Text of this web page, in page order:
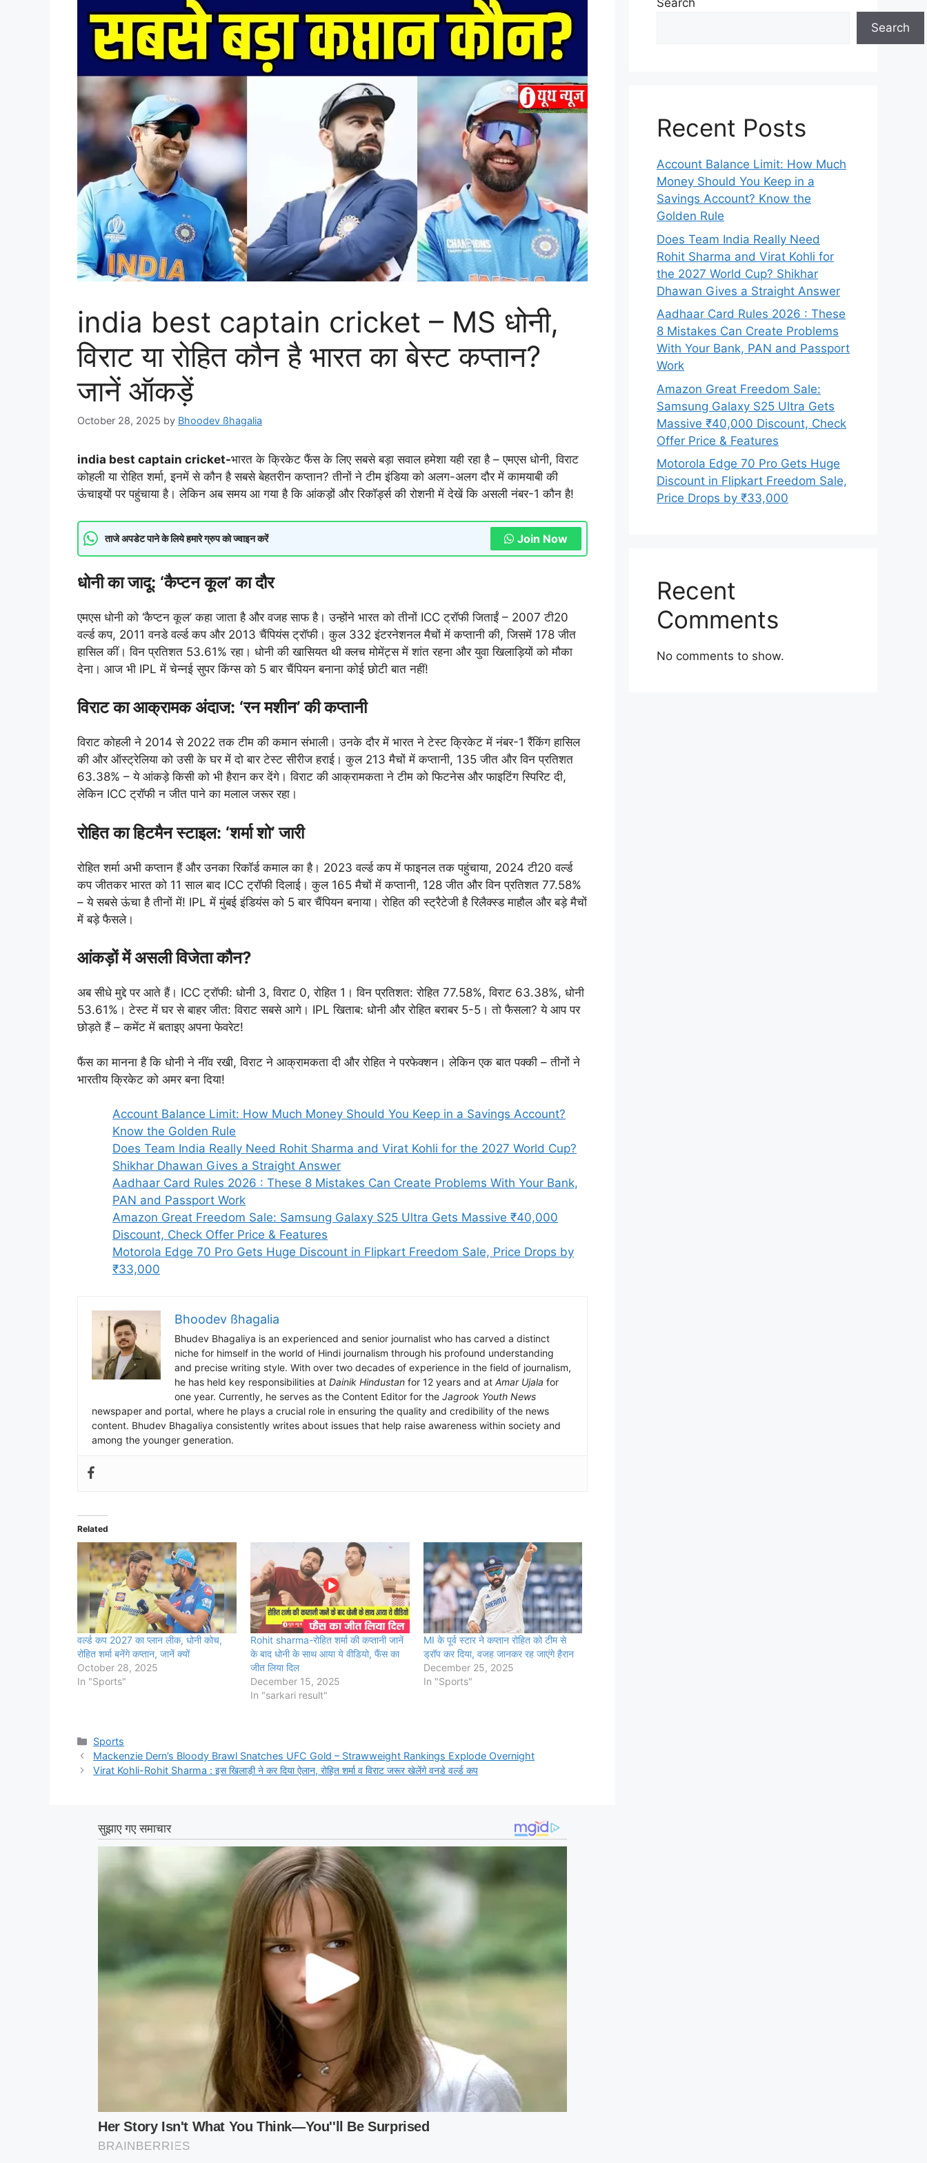
india best captain cricket – MS धोनी,
विराट या रोहित कौन है भारत का बेस्ट कप्तान?
जानें ऑकड़ें
October 28, 2025 by Bhoodev ßhagalia
india best captain cricket-भारत के क्रिकेट फैंस के लिए सबसे बड़ा सवाल हमेशा यही रहा है – एमएस धोनी, विराट
कोहली या रोहित शर्मा, इनमें से कौन है सबसे बेहतरीन कप्तान? तीनों ने टीम इंडिया को अलग-अलग दौर में कामयाबी की
ऊंचाइयों पर पहुंचाया है। लेकिन अब समय आ गया है कि आंकड़ों और रिकॉर्ड्स की रोशनी में देखें कि असली नंबर-1 कौन है!
ताजे अपडेट पाने के लिये हमारे ग्रुप को ज्वाइन करें Join Now
धोनी का जादू: ‘कैप्टन कूल’ का दौर
एमएस धोनी को ‘कैप्टन कूल’ कहा जाता है और वजह साफ है। उन्होंने भारत को तीनों ICC ट्रॉफी जिताईं – 2007 टी20
वर्ल्ड कप, 2011 वनडे वर्ल्ड कप और 2013 चैंपियंस ट्रॉफी। कुल 332 इंटरनेशनल मैचों में कप्तानी की, जिसमें 178 जीत
हासिल कीं। विन प्रतिशत 53.61% रहा। धोनी की खासियत थी क्लच मोमेंट्स में शांत रहना और युवा खिलाड़ियों को मौका
देना। आज भी IPL में चेन्नई सुपर किंग्स को 5 बार चैंपियन बनाना कोई छोटी बात नहीं!
विराट का आक्रामक अंदाज: ‘रन मशीन’ की कप्तानी
विराट कोहली ने 2014 से 2022 तक टीम की कमान संभाली। उनके दौर में भारत ने टेस्ट क्रिकेट में नंबर-1 रैंकिंग हासिल
की और ऑस्ट्रेलिया को उसी के घर में दो बार टेस्ट सीरीज हराई। कुल 213 मैचों में कप्तानी, 135 जीत और विन प्रतिशत
63.38% – ये आंकड़े किसी को भी हैरान कर देंगे। विराट की आक्रामकता ने टीम को फिटनेस और फाइटिंग स्पिरिट दी,
लेकिन ICC ट्रॉफी न जीत पाने का मलाल जरूर रहा।
रोहित का हिटमैन स्टाइल: ‘शर्मा शो’ जारी
रोहित शर्मा अभी कप्तान हैं और उनका रिकॉर्ड कमाल का है। 2023 वर्ल्ड कप में फाइनल तक पहुंचाया, 2024 टी20 वर्ल्ड
कप जीतकर भारत को 11 साल बाद ICC ट्रॉफी दिलाई। कुल 165 मैचों में कप्तानी, 128 जीत और विन प्रतिशत 77.58%
– ये सबसे ऊंचा है तीनों में! IPL में मुंबई इंडियंस को 5 बार चैंपियन बनाया। रोहित की स्ट्रैटेजी है रिलैक्स्ड माहौल और बड़े मैचों
में बड़े फैसले।
आंकड़ों में असली विजेता कौन?
अब सीधे मुद्दे पर आते हैं। ICC ट्रॉफी: धोनी 3, विराट 0, रोहित 1। विन प्रतिशत: रोहित 77.58%, विराट 63.38%, धोनी
53.61%। टेस्ट में घर से बाहर जीत: विराट सबसे आगे। IPL खिताब: धोनी और रोहित बराबर 5-5। तो फैसला? ये आप पर
छोड़ते हैं – कमेंट में बताइए अपना फेवरेट!
फैंस का मानना है कि धोनी ने नींव रखी, विराट ने आक्रामकता दी और रोहित ने परफेक्शन। लेकिन एक बात पक्की – तीनों ने
भारतीय क्रिकेट को अमर बना दिया!
Account Balance Limit: How Much Money Should You Keep in a Savings Account?
Know the Golden Rule
Does Team India Really Need Rohit Sharma and Virat Kohli for the 2027 World Cup?
Shikhar Dhawan Gives a Straight Answer
Aadhaar Card Rules 2026 : These 8 Mistakes Can Create Problems With Your Bank,
PAN and Passport Work
Amazon Great Freedom Sale: Samsung Galaxy S25 Ultra Gets Massive ₹40,000
Discount, Check Offer Price & Features
Motorola Edge 70 Pro Gets Huge Discount in Flipkart Freedom Sale, Price Drops by
₹33,000
Bhoodev ßhagalia
Bhudev Bhagaliya is an experienced and senior journalist who has carved a distinct
niche for himself in the world of Hindi journalism through his profound understanding
and precise writing style. With over two decades of experience in the field of journalism,
he has held key responsibilities at Dainik Hindustan for 12 years and at Amar Ujala for
one year. Currently, he serves as the Content Editor for the Jagrook Youth News
newspaper and portal, where he plays a crucial role in ensuring the quality and credibility of the news
content. Bhudev Bhagaliya consistently writes about issues that help raise awareness within society and
among the younger generation.
Related
वर्ल्ड कप 2027 का प्लान लीक, धोनी कोच,
रोहित शर्मा बनेंगे कप्तान, जानें क्यों
October 28, 2025
In "Sports"
Rohit sharma-रोहित शर्मा की कप्तानी जानें
के बाद धोनी के साथ आया ये वीडियो, फैंस का
जीत लिया दिल
December 15, 2025
In "sarkari result"
MI के पूर्व स्टार ने कप्तान रोहित को टीम से
ड्रॉप कर दिया, वजह जानकर रह जाएंगे हैरान
December 25, 2025
In "Sports"
Categories
Sports
Mackenzie Dern’s Bloody Brawl Snatches UFC Gold – Strawweight Rankings Explode Overnight
Virat Kohli-Rohit Sharma : इस खिलाड़ी ने कर दिया ऐलान, रोहित शर्मा व विराट जरूर खेलेंगे वनडे वर्ल्ड कप
Search
Search
Recent Posts
Account Balance Limit: How Much
Money Should You Keep in a
Savings Account? Know the
Golden Rule
Does Team India Really Need
Rohit Sharma and Virat Kohli for
the 2027 World Cup? Shikhar
Dhawan Gives a Straight Answer
Aadhaar Card Rules 2026 : These
8 Mistakes Can Create Problems
With Your Bank, PAN and Passport
Work
Amazon Great Freedom Sale:
Samsung Galaxy S25 Ultra Gets
Massive ₹40,000 Discount, Check
Offer Price & Features
Motorola Edge 70 Pro Gets Huge
Discount in Flipkart Freedom Sale,
Price Drops by ₹33,000
Recent
Comments
No comments to show.